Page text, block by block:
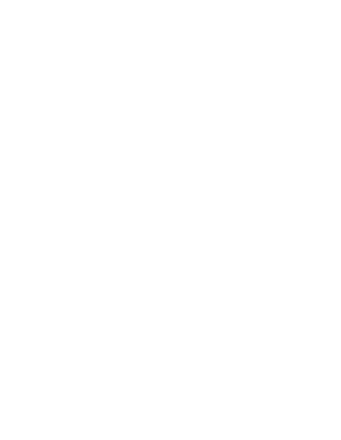
Para el secretario de
intentando resolver sus
elegido una cabeza de turco,
cerrar el escándalo de los
nada ha cambiado, ya que el
manteniendo a Ricardo
Sevilla y como presidente
. Puedes ponerte en
en las